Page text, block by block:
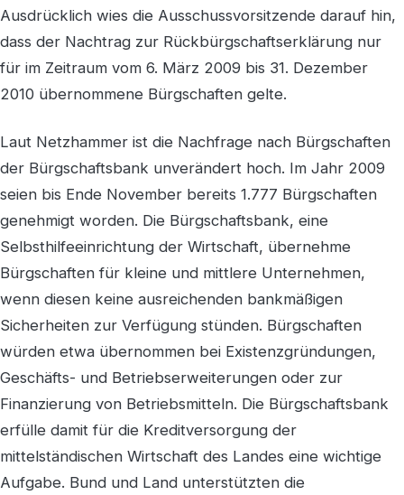
Ausdrücklich wies die Ausschussvorsitzende darauf hin,
dass der Nachtrag zur Rückbürgschaftserklärung nur
für im Zeitraum vom 6. März 2009 bis 31. Dezember
2010 übernommene Bürgschaften gelte.
Laut Netzhammer ist die Nachfrage nach Bürgschaften
der Bürgschaftsbank unverändert hoch. Im Jahr 2009
seien bis Ende November bereits 1.777 Bürgschaften
genehmigt worden. Die Bürgschaftsbank, eine
Selbsthilfeeinrichtung der Wirtschaft, übernehme
Bürgschaften für kleine und mittlere Unternehmen,
wenn diesen keine ausreichenden bankmäßigen
Sicherheiten zur Verfügung stünden. Bürgschaften
würden etwa übernommen bei Existenzgründungen,
Geschäfts- und Betriebserweiterungen oder zur
Finanzierung von Betriebsmitteln. Die Bürgschaftsbank
erfülle damit für die Kreditversorgung der
mittelständischen Wirtschaft des Landes eine wichtige
Aufgabe. Bund und Land unterstützten die